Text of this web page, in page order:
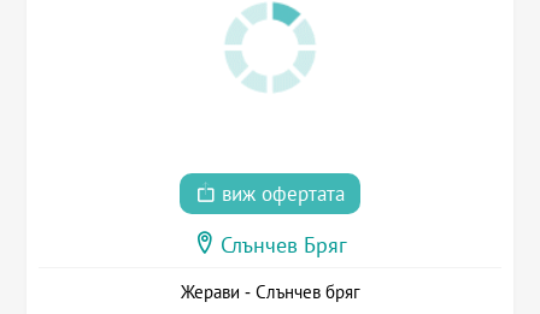
виж офертата
Слънчев Бряг
Жерави - Слънчев бряг